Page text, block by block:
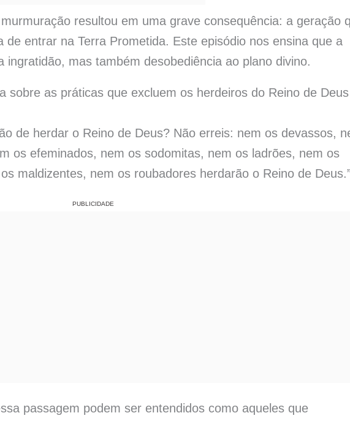
resultou em uma grave consequência: a geração
de entrar na Terra Prometida. Este episódio nos ensina que a
ingratidão, mas também desobediência ao plano divino.
sobre as práticas que excluem os herdeiros do Reino de
de herdar o Reino de Deus? Não erreis: nem os devassos,
os efeminados, nem os sodomitas, nem os ladrões, nem os
maldizentes, nem os roubadores herdarão o Reino de
PUBLICIDADE
passagem podem ser entendidos como aqueles que